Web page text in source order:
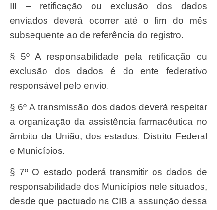
III – retificação ou exclusão dos dados
enviados deverá ocorrer até o fim do mês
subsequente ao de referência do registro.
§ 5º A responsabilidade pela retificação ou
exclusão dos dados é do ente federativo
responsável pelo envio.
§ 6º A transmissão dos dados deverá respeitar
a organização da assistência farmacêutica no
âmbito da União, dos estados, Distrito Federal
e Municípios.
§ 7º O estado poderá transmitir os dados de
responsabilidade dos Municípios nele situados,
desde que pactuado na CIB a assunção dessa